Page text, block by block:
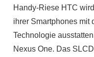
Handy-Riese HTC
ihrer Smartphones mit
Technologie
Nexus One. Das